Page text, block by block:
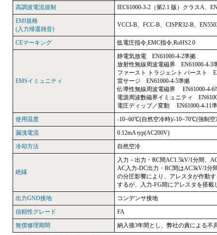
高調波電流規制
IEC61000-3-2（第2.1 版）クラスA、
EMI規格
(入力帰還雑音)
VCCI-B、FCC-B、CISPR32-B、
CEマーキング 低電圧指令,EMC指令,RoHS2.0
EMSイミュニティ
静電気放電 EN61000-4-2準拠
放射性無線周波電磁界 EN61000-4-3
ファースト トラジェント バースト
雷サージ EN61000-4-5準拠
伝導性無線周波電磁界 EN61000-4-6
電源周波数磁界イミュニティ
電圧ディップ／変動 EN61000-4-11
使用温度
-10~60℃(自然空冷時)/-10~70℃(強制空
漏洩電流
0.12mA typ(AC200V)
冷却方法
自然空冷
絶縁
入力－出力・RC間AC1.5kV/1分間、
AC入力-DC出力・RC間はAC3kV/1分
の分圧影響により、アレスタが作動
するが、入力-FG間にアレスタを搭
出力GND接地
コンデンサ接地
信頼性グレード
FA
無償修理期間
納入後3年間とし、弊社の責による不